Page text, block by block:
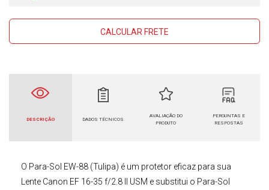
CALCULAR FRETE
DESCRIÇÃO DADOS TÉCNICOS
AVALIAÇÃO DO
PRODUTO
PERGUNTAS E
RESPOSTAS
O Para-Sol EW-88 (Tulipa) é um protetor eficaz para sua
Lente Canon EF 16-35 f/2.8 II USM e substitui o Para-Sol